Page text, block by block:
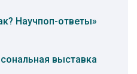
Научпоп-ответы»
выставка